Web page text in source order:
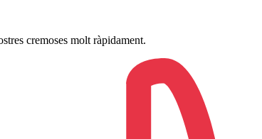
cremoses molt ràpidament.